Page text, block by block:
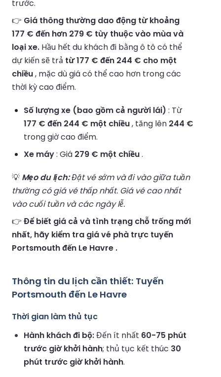
trước.
👉 Giá thông thường dao động từ khoảng
177 € đến hơn 279 € tùy thuộc vào mùa và
loại xe. Hầu hết du khách đi bằng ô tô có thể
dự kiến sẽ trả từ 177 € đến 244 € cho một
chiều, mặc dù giá có thể cao hơn trong các
thời kỳ cao điểm.
Số lượng xe (bao gồm cả người lái) : Từ
177 € đến 244 € một chiều, tăng lên 244 €
trong giờ cao điểm.
Xe máy: Giá 279 € một chiều.
💡 Mẹo du lịch:Đặt vé sớm và đi vào giữa tuần
thường có giá vé thấp nhất. Giá vé cao nhất
vào cuối tuần và các ngày lễ.
👉 Để biết giá cả và tình trạng chỗ trống mới
nhất, hãy kiểm tra giá vé phà trực tuyến
Portsmouth đến Le Havre .
Thông tin du lịch cần thiết: Tuyến
Portsmouth đến Le Havre
Thời gian làm thủ tục
Hành khách đi bộ:Đến ít nhất 60-75 phút
trước giờ khởi hành; thủ tục kết thúc 30
phút trước giờ khởi hành.